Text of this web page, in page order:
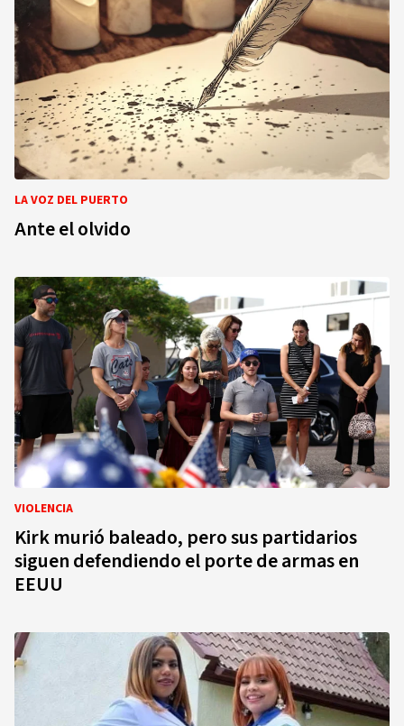
LA VOZ DEL PUERTO
Ante el olvido
VIOLENCIA
Kirk murió baleado, pero sus partidarios
siguen defendiendo el porte de armas en
EEUU